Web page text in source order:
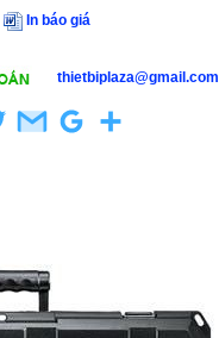
In báo giá
thietbiplaza@gmail.com